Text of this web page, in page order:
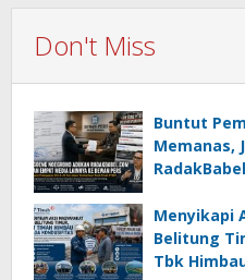
Don't Miss
Buntut
Memanas,
Menyikapi
Belitung
Tbk